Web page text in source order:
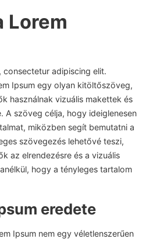
Lorem
consectetur adipiscing elit.
Ipsum egy olyan kitöltőszöveg,
használnak vizuális makettek és
A szöveg célja, hogy ideiglenesen
miközben segít bemutatni a
szövegezés lehetővé teszi,
az elrendezésre és a vizuális
hogy a tényleges tartalom
eredete
Ipsum nem egy véletlenszerűen